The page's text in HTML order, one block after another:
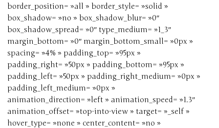
border_position= »all » border_style= »solid »
box_shadow= »no » box_shadow_blur= »0″
box_shadow_spread= »0″ type_medium= »1_3″
margin_bottom= »0″ margin_bottom_small= »0px »
spacing= »4% » padding_top= »95px »
padding_right= »50px » padding_bottom= »95px »
padding_left= »50px » padding_right_medium= »0px »
padding_left_medium= »0px »
animation_direction= »left » animation_speed= »1.3″
animation_offset= »top-into-view » target= »_self »
hover_type= »none » center_content= »no »